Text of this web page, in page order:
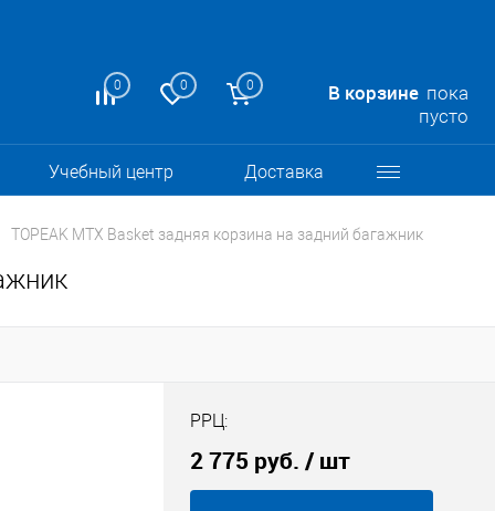
0 0 0 В корзине пока
пусто
Учебный центр Доставка
TOPEAK MTX Basket задняя корзина на задний багажник
РРЦ:
2 775 руб. / шт